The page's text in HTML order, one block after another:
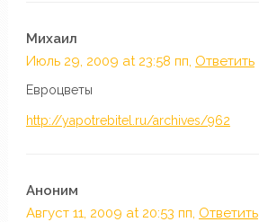
Михаил
Июль 29, 2009 at 23:58 пп, Ответить
Евроцветы
http://yapotrebitel.ru/archives/962
Аноним
Август 11, 2009 at 20:53 пп, Ответить